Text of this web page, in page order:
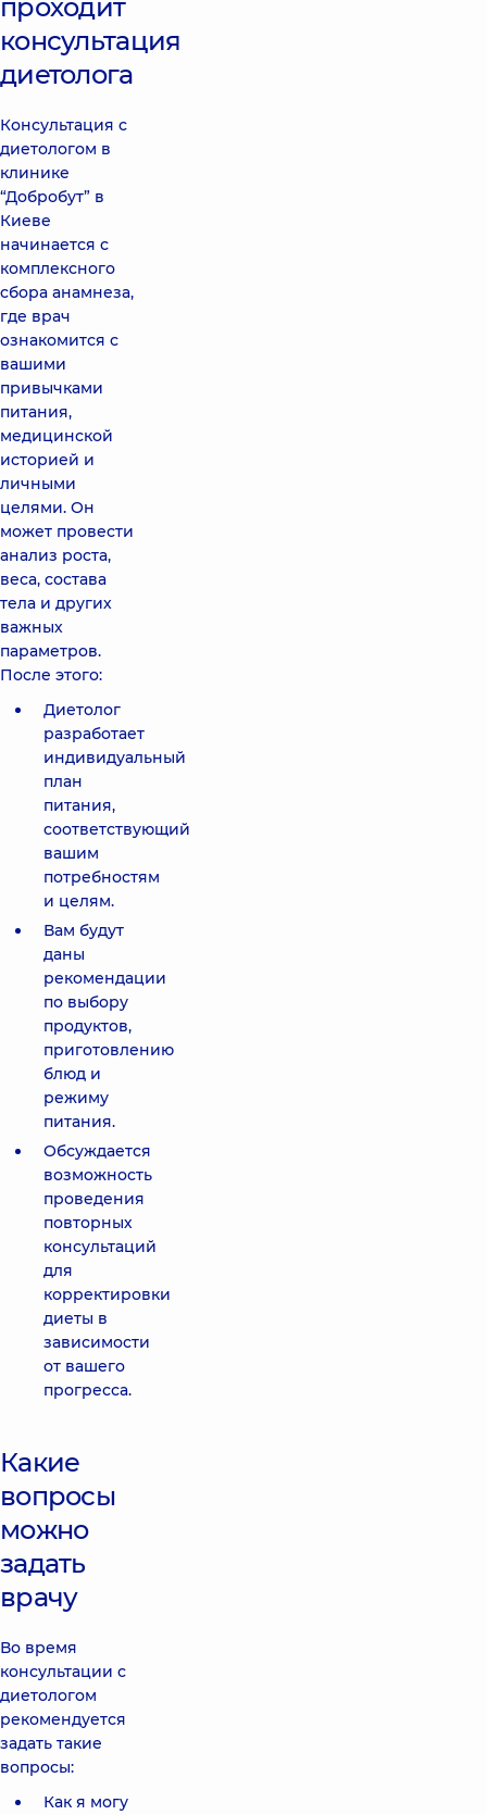
проходит
консультация
диетолога
Консультация с
диетологом в
клинике
“Добробут” в
Киеве
начинается с
комплексного
сбора анамнеза,
где врач
ознакомится с
вашими
привычками
питания,
медицинской
историей и
личными
целями. Он
может провести
анализ роста,
веса, состава
тела и других
важных
параметров.
После этого:
Диетолог
разработает
индивидуальный
план
питания,
соответствующий
вашим
потребностям
и целям.
Вам будут
даны
рекомендации
по выбору
продуктов,
приготовлению
блюд и
режиму
питания.
Обсуждается
возможность
проведения
повторных
консультаций
для
корректировки
диеты в
зависимости
от вашего
прогресса.
Какие
вопросы
можно
задать
врачу
Во время
консультации с
диетологом
рекомендуется
задать такие
вопросы:
Как я могу